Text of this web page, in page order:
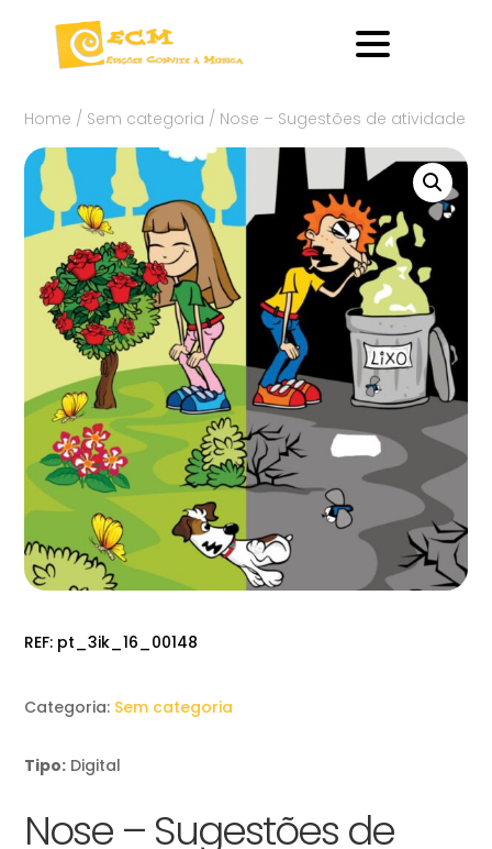
Home / Sem categoria / Nose – Sugestões de atividade
REF: pt_3ik_16_00148
Categoria: Sem categoria
Tipo: Digital
Nose – Sugestões de